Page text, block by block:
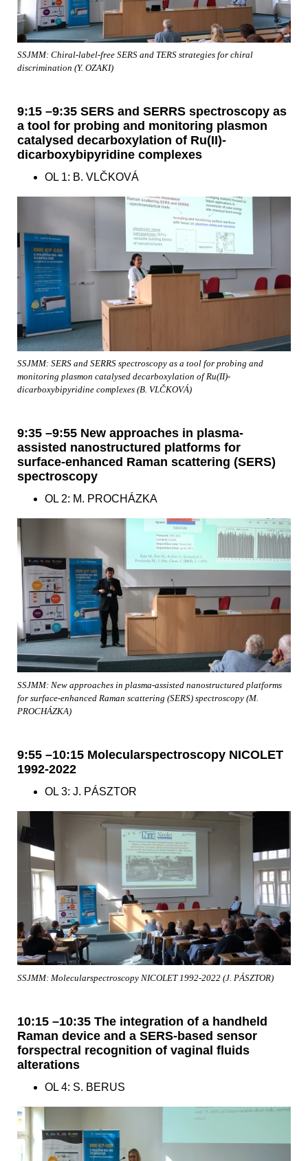
SSJMM: Chiral-label-free SERS and TERS strategies for chiral
discrimination (Y. OZAKI)
9:15 –9:35 SERS and SERRS spectroscopy as
a tool for probing and monitoring plasmon
catalysed decarboxylation of Ru(II)-
dicarboxybipyridine complexes
OL 1: B. VLČKOVÁ
SSJMM: SERS and SERRS spectroscopy as a tool for probing and
monitoring plasmon catalysed decarboxylation of Ru(II)-
dicarboxybipyridine complexes (B. VLČKOVÁ)
9:35 –9:55 New approaches in plasma-
assisted nanostructured platforms for
surface-enhanced Raman scattering (SERS)
spectroscopy
OL 2: M. PROCHÁZKA
SSJMM: New approaches in plasma-assisted nanostructured platforms
for surface-enhanced Raman scattering (SERS) spectroscopy (M.
PROCHÁZKA)
9:55 –10:15 Molecularspectroscopy NICOLET
1992-2022
OL 3: J. PÁSZTOR
SSJMM: Molecularspectroscopy NICOLET 1992-2022 (J. PÁSZTOR)
10:15 –10:35 The integration of a handheld
Raman device and a SERS-based sensor
forspectral recognition of vaginal fluids
alterations
OL 4: S. BERUS